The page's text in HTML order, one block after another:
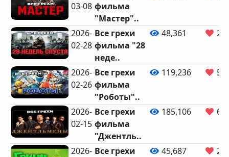
03-08 фильма
"Мастер"..
2026-
02-28
Все грехи
фильма "28
неде..
48,361
2026-
02-26
Все грехи
фильма
"Роботы"..
119,236
2026-
02-15
Все грехи
фильма
"Джентль..
185,106
2026- Все грехи
45,687